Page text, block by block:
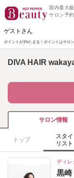
国内最大
サロン予
ゲストさん
ポイントが1%たまる！ ポイントはサロ
DIVA HAIR
サロン情報
トップ
スタイ
リスト
ディレ
黒崎